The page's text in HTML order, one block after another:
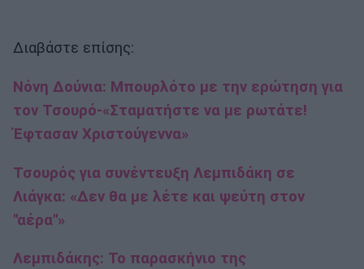
Διαβάστε επίσης:
Νόνη Δούνια: Μπουρλότο με την ερώτηση για
τον Τσουρό-«Σταματήστε να με ρωτάτε!
Έφτασαν Χριστούγεννα»
Τσουρός για συνέντευξη Λεμπιδάκη σε
Λιάγκα: «Δεν θα με λέτε και ψεύτη στον
''αέρα''»
Λεμπιδάκης: Το παρασκήνιο της